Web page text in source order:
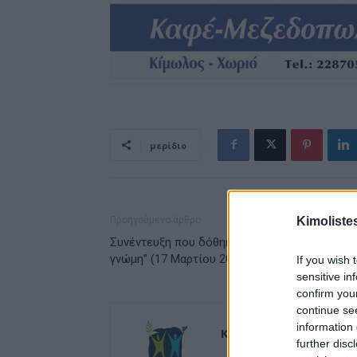
If you wish
sensitive
confirm
continue
information
further
μερίδιο
Συνέντευξη που δόθηκε στην εφημερίδα “Κοινή
γνώμη” (17 Μαρτίου 2017)
Kimolistes Team